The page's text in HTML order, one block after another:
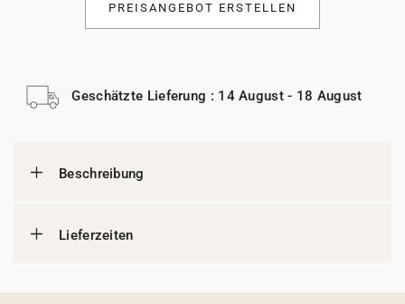
PREISANGEBOT ERSTELLEN
Geschätzte Lieferung : 14 August - 18 August
Beschreibung
Lieferzeiten